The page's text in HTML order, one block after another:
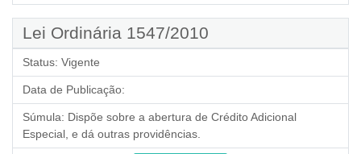
Lei Ordinária 1547/2010
Status: Vigente
Data de Publicação:
Súmula: Dispõe sobre a abertura de Crédito Adicional
Especial, e dá outras providências.